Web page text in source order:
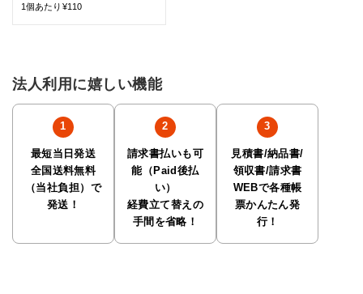
1個あたり¥110
法人利用に嬉しい機能
最短当日発送
全国送料無料
（当社負担）で
発送！
請求書払いも可
能（Paid後払
い）
経費立て替えの
手間を省略！
見積書/納品書/
領収書/請求書
WEBで各種帳
票かんたん発
行！